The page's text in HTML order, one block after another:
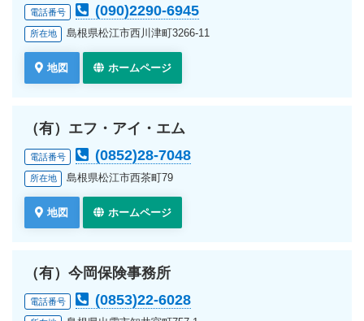
電話番号 (090)2290-6945
所在地 島根県松江市西川津町3266-11
地図 ホームページ
（有）エフ・アイ・エム
電話番号 (0852)28-7048
所在地 島根県松江市西茶町79
地図 ホームページ
（有）今岡保険事務所
電話番号 (0853)22-6028